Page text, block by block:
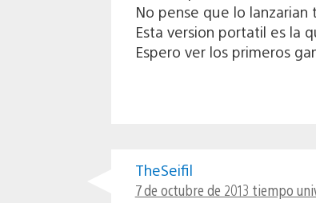
No pense que lo
Esta version portatil es la
Espero ver los primeros
TheSeifil
7 de octubre de 2013 tiempo